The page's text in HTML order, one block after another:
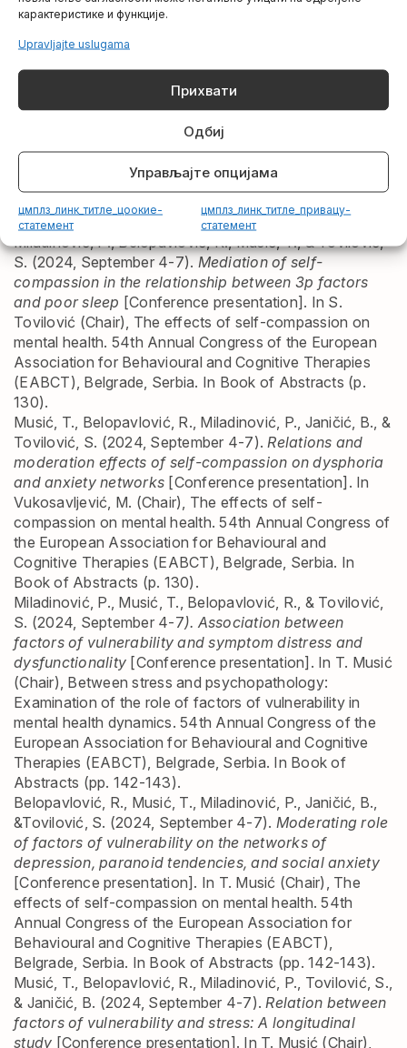
карактеристике и функције.
Upravljajte uslugama
Прихвати
Одбиј
Управљајте опцијама
цмплз_линк_титле_цоокие-
статемент
цмплз_линк_титле_привацy-
статемент
Miladinović, P., & Mitić, A. (2022). Preliminary
psychometric investigation of Serbian Mindful Attention
Mindful Attention and Awareness in behavioral
regulation among students.
https://doi.org/10.5937/engrami44-36516
Relacije inicijative za lični
razvoj i konstrukata koji su povezani sa psihološkom
funkcionalnošću kod studenata[Prezentacija na
psihologa Srbije, Palić. Društvo psihologa Srbije 2024.
Miladinović, P., Belopavlović, R., Musić, T., & Tovilović,
S. (2024, September 4-7). Mediation of self-
compassion in the relationship between 3p factors
and poor sleep [Conference presentation]. In S.
Tovilović (Chair), The effects of self-compassion on
mental health. 54th Annual Congress of the European
Association for Behavioural and Cognitive Therapies
(EABCT), Belgrade, Serbia. In Book of Abstracts (p.
130).
Musić, T., Belopavlović, R., Miladinović, P., Janičić, B., &
Tovilović, S. (2024, September 4-7).Relations and
moderation effects of self-compassion on dysphoria
and anxiety networks [Conference presentation]. In
Vukosavljević, M. (Chair), The effects of self-
compassion on mental health. 54th Annual Congress of
the European Association for Behavioural and
Cognitive Therapies (EABCT), Belgrade, Serbia. In
Book of Abstracts (p. 130).
Miladinović, P., Musić, T., Belopavlović, R., & Tovilović,
S. (2024, September 4-7). Association between
factors of vulnerability and symptom distress and
dysfunctionality [Conference presentation]. In T. Musić
(Chair), Between stress and psychopathology:
Examination of the role of factors of vulnerability in
mental health dynamics. 54th Annual Congress of the
European Association for Behavioural and Cognitive
Therapies (EABCT), Belgrade, Serbia. In Book of
Abstracts (pp. 142-143).
Belopavlović, R., Musić, T., Miladinović, P., Janičić, B.,
&Tovilović, S. (2024, September 4-7). Moderating role
of factors of vulnerability on the networks of
depression, paranoid tendencies, and social anxiety
[Conference presentation]. In T. Musić (Chair), The
effects of self-compassion on mental health. 54th
Annual Congress of the European Association for
Behavioural and Cognitive Therapies (EABCT),
Belgrade, Serbia. In Book of Abstracts (pp. 142-143).
Musić, T., Belopavlović, R., Miladinović, P., Tovilović, S.,
& Janičić, B. (2024, September 4-7).Relation between
factors of vulnerability and stress: A longitudinal
study [Conference presentation]. In T. Musić (Chair),